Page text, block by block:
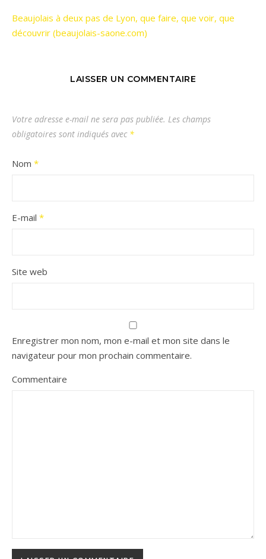
Beaujolais à deux pas de Lyon, que faire, que voir, que
découvrir (beaujolais-saone.com)
LAISSER UN COMMENTAIRE
Votre adresse e-mail ne sera pas publiée. Les champs
obligatoires sont indiqués avec *
Nom *
E-mail *
Site web
Enregistrer mon nom, mon e-mail et mon site dans le
navigateur pour mon prochain commentaire.
Commentaire